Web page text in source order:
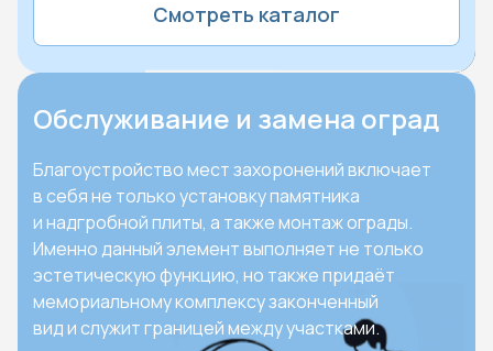
Смотреть каталог
Обслуживание и замена оград
Благоустройство мест захоронений включает
в себя не только установку памятника
и надгробной плиты, а также монтаж ограды.
Именно данный элемент выполняет не только
эстетическую функцию, но также придаёт
мемориальному комплексу законченный
вид и служит границей между участками.